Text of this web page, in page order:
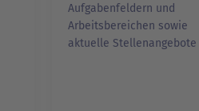
Aufgabenfeldern und
Arbeitsbereichen sowie
aktuelle Stellenangebote